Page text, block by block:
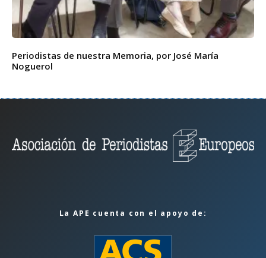
Periodistas de nuestra Memoria, por José María
Noguerol
La APE cuenta con el apoyo de: